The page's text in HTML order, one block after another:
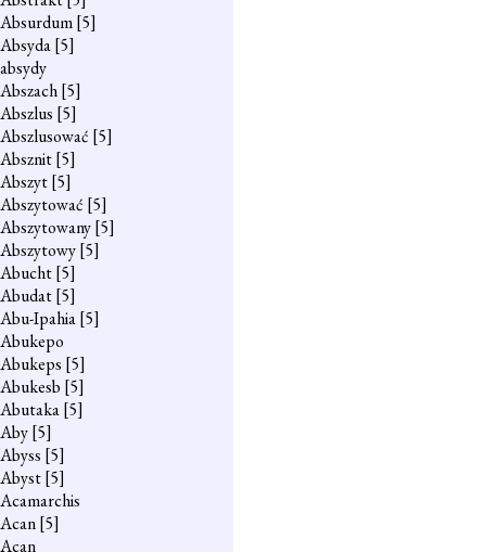
Absurdum[5]
Absyda[5]
absydy
Abszach[5]
Abszlus [5]
Abszlusować [5]
Absznit[5]
Abszyt[5]
Abszytować [5]
Abszytowany[5]
Abszytowy[5]
Abucht[5]
Abudat[5]
Abu-Ipahia[5]
Abukepo
Abukeps [5]
Abukesb [5]
Abutaka[5]
Aby[5]
Abyss [5]
Abyst[5]
Acamarchis
Acan[5]
Acan